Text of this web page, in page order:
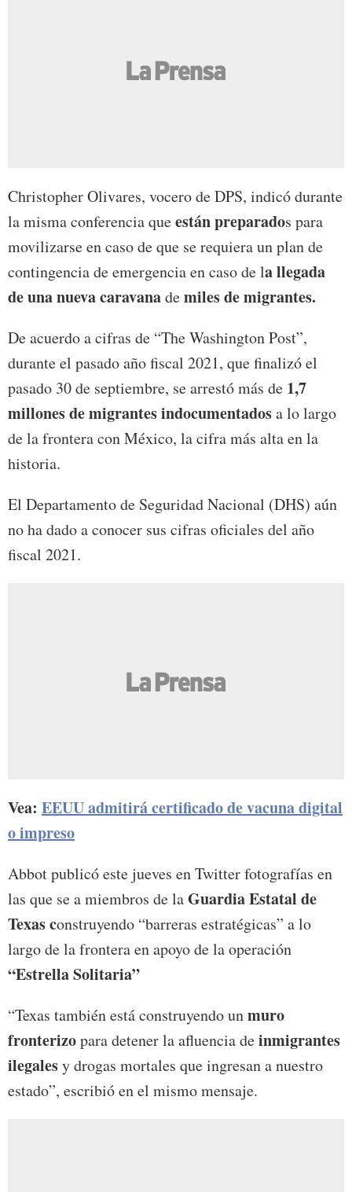
Christopher Olivares, vocero de DPS, indicó durante
la misma conferencia queestán preparados para
movilizarse en caso de que se requiera un plan de
contingencia de emergencia en caso de la llegada
de una nueva caravanademiles de migrantes.
De acuerdo a cifras de “The Washington Post”,
durante el pasado año fiscal 2021, que finalizó el
pasado 30 de septiembre, se arrestó más de 1,7
millones de migrantes indocumentadosa lo largo
de la frontera con México, la cifra más alta en la
historia.
El Departamento de Seguridad Nacional (DHS) aún
no ha dado a conocer sus cifras oficiales del año
fiscal 2021.
Vea: EEUU admitirá certificado de vacuna digital
o impreso
Abbot publicó este jueves en Twitter fotografías en
las que se a miembros de laGuardia Estatal de
Texas construyendo “barreras estratégicas” a lo
largo de la frontera en apoyo de la operación
“Estrella Solitaria”
“Texas también está construyendo unmuro
fronterizopara detener la afluencia deinmigrantes
ilegalesy drogas mortales que ingresan a nuestro
estado”, escribió en el mismo mensaje.